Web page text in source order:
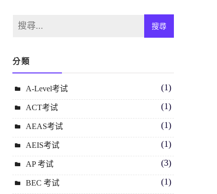
分類
A-Level考试 (1)
ACT考试 (1)
AEAS考试 (1)
AEIS考试 (1)
AP 考试 (3)
BEC 考试 (1)